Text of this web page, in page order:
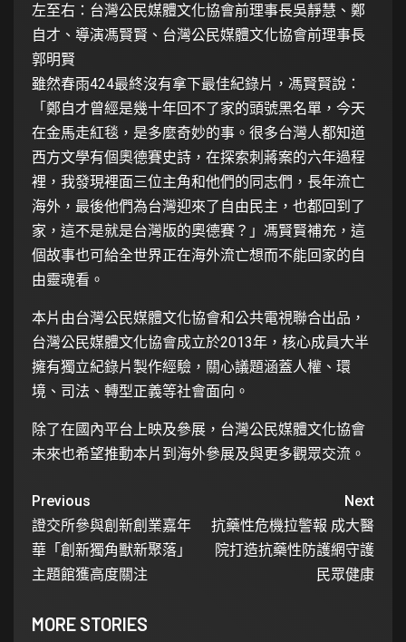
左至右：台灣公民媒體文化協會前理事長吳靜慧、鄭
自才、導演馮賢賢、台灣公民媒體文化協會前理事長
郭明賢
雖然春雨424最終沒有拿下最佳紀錄片，馮賢賢說：
「鄭自才曾經是幾十年回不了家的頭號黑名單，今天
在金馬走紅毯，是多麼奇妙的事。很多台灣人都知道
西方文學有個奧德賽史詩，在探索刺蔣案的六年過程
裡，我發現裡面三位主角和他們的同志們，長年流亡
海外，最後他們為台灣迎來了自由民主，也都回到了
家，這不是就是台灣版的奧德賽？」馮賢賢補充，這
個故事也可給全世界正在海外流亡想而不能回家的自
由靈魂看。
本片由台灣公民媒體文化協會和公共電視聯合出品，
台灣公民媒體文化協會成立於2013年，核心成員大半
擁有獨立紀錄片製作經驗，關心議題涵蓋人權、環
境、司法、轉型正義等社會面向。
除了在國內平台上映及參展，台灣公民媒體文化協會
未來也希望推動本片到海外參展及與更多觀眾交流。
Previous
證交所參與創新創業嘉年
華「創新獨角獸新聚落」
主題館獲高度關注
Next
抗藥性危機拉警報 成大醫
院打造抗藥性防護網守護
民眾健康
MORE STORIES